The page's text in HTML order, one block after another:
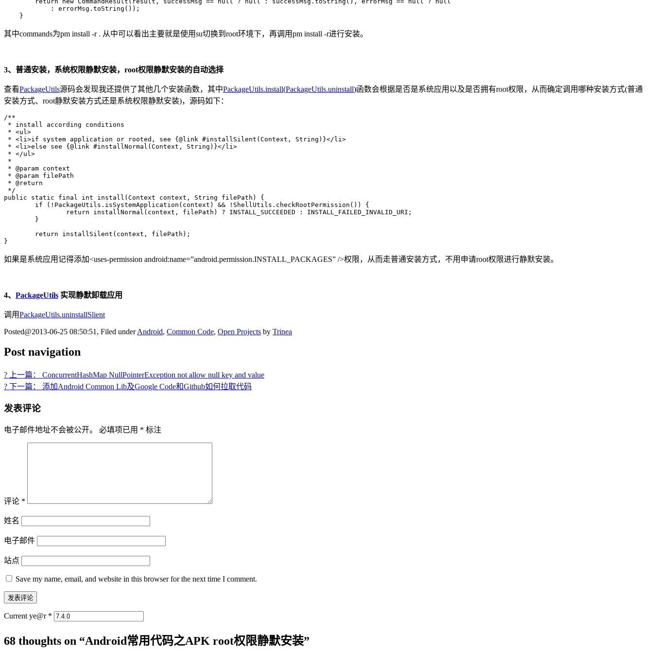
            : errorMsg.toString());
    }
其中commands为pm install -r . 从中可以看出主要就是使用su切换到root环境下，再调用pm install -r进行安装。
3、普通安装，系统权限静默安装，root权限静默安装的自动选择
查看PackageUtils源码会发现我还提供了其他几个安装函数，其中PackageUtils.install(PackageUtils.uninstall)函数会根据是否是系统应用以及是否拥有root权限，从而确定调用哪种安装方式(普通
安装方式、root静默安装方式还是系统权限静默安装)，源码如下：
/**
* install according conditions
* <ul>
* <li>if system application or rooted, see {@link #installSilent(Context, String)}</li>
* <li>else see {@link #installNormal(Context, String)}</li>
* </ul>
*
* @param context
* @param filePath
* @return
*/
public static final int install(Context context, String filePath) {
}
如果是系统应用记得添加<uses-permission android:name=”android.permission.INSTALL_PACKAGES” />权限，从而走普通安装方式，不用申请root权限进行静默安装。
4、 PackageUtils 实现静默卸载应用
调用PackageUtils.uninstallSlient
Posted@2013-06-25 08:50:51, Filed underAndroid, Common Code, Open Projects by Trinea
Post navigation
? 上一篇： ConcurrentHashMap NullPointerException not allow null key and value
? 下一篇： 添加Android Common Lib及Google Code和Github如何拉取代码
发表评论
电子邮件地址不会被公开。 必填项已用 * 标注
评论 *
姓名
电子邮件
站点
Save my name, email, and website in this browser for the next time I comment.
Current ye@r *
68 thoughts on “Android常用代码之APK root权限静默安装”